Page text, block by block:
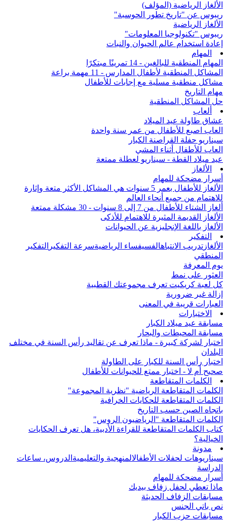
الألغاز الرياضية (المؤلف)
ريبوس عن "تاريخ تطور الحوسبة"
الألغاز الرياضية
ريبوس "تكنولوجيا المعلومات"
إعادة استخدام عالم الحيوان والنبات
المهام
المهام المنطقية للبالغين - 14 تمرينًا مبتكرًا
المشاكل المنطقية لأطفال المدارس - 11 مهمة براعة
مشاكل منطقية مسلية مع إجابات للأطفال
مهام التاريخ
حل المشاكل المنطقية
ألعاب
عشاق طاولة عيد الميلاد
العاب اصبع للأطفال من عمر سنة واحدة
سيناريو حفلة القراصنة الكبار
العاب للأطفال أثناء المشي
عيد ميلاد القطة - سيناريو لعطلة ممتعة
الألغاز
أسرار مضحكة للمهام
الألغاز للأطفال بعمر 5 سنوات هي المشاكل الأكثر متعة وإثارة
للاهتمام من جميع أنحاء العالم
ألغاز الشتاء للأطفال من 7 إلى 8 سنوات - 30 مشكلة ممتعة
الألغاز القديمة المثيرة للاهتمام للأذكى
الألغاز باللغة الإنجليزية عن الحيوانات
التفكير
الألغاز تدريب الانتباهالفسيفساء الرياضيةسرعة التفكير التفكير
المنطقي
يوم المعرفة
العثور على نمط
كل لعبة كريكيت تعرف مجموعتك القطبية
إزالة غير ضرورية
العبارات قريبة في المعنى
الاختبارات
مسابقة عيد ميلاد الكبار
مسابقة المحيطات والبحار
اختبار لشركة كبيرة - ماذا تعرف عن تقاليد رأس السنة في مختلف
البلدان
اختبار رأس السنة للكبار على الطاولة
صحيح أم لا - اختبار ممتع للحيوانات للأطفال
الكلمات المتقاطعة
الكلمات المتقاطعة الرياضية "نظرية المجموعة"
الكلمات المتقاطعة للحكايات الخرافية
باتجاه الصين حسب التاريخ
الكلمات المتقاطعة "الرياضيون الروس"
كتاب الكلمات المتقاطعة للقراءة الأدبية، هل تعرف الحكايات
الخيالية؟
مدونة
سيناريوهات لحفلات الأطفالالمنهجية والتعليمية الدروس، ساعات
الدراسة
أسرار مضحكة للمهام
ماذا تعطي لحفل زفاف بيديك
مسابقات الزفاف الحديثة
نص باتي الجنس
مسابقات حزب الكبار